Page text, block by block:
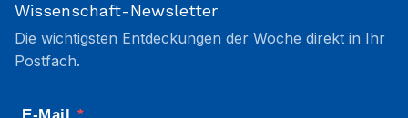
Wissenschaft-Newsletter
Die wichtigsten Entdeckungen der Woche direkt in Ihr
Postfach.